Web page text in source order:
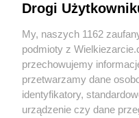
Drogi
My, naszych 1162
podmioty z
przechowujemy
przetwarzamy dane
identyfikatory,
urządzenie czy dane